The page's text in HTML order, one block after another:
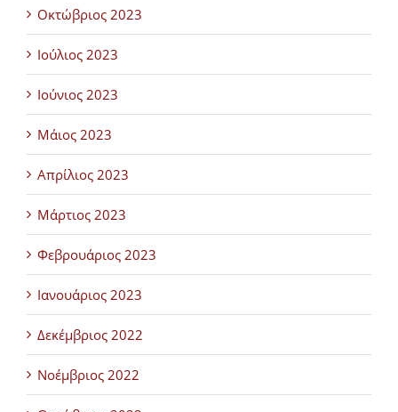
Οκτώβριος 2023
Ιούλιος 2023
Ιούνιος 2023
Μάιος 2023
Απρίλιος 2023
Μάρτιος 2023
Φεβρουάριος 2023
Ιανουάριος 2023
Δεκέμβριος 2022
Νοέμβριος 2022